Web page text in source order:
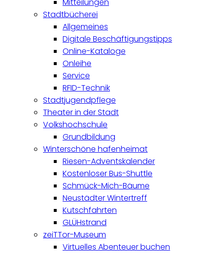
Stadtbücherei
Allgemeines
Digitale Beschäftigungstipps
Online-Kataloge
Onleihe
Service
RFID-Technik
Stadtjugendpflege
Theater in der Stadt
Volkshochschule
Grundbildung
Winterschöne hafenheimat
Riesen-Adventskalender
Kostenloser Bus-Shuttle
Schmück-Mich-Bäume
Neustädter Wintertreff
Kutschfahrten
GLÜHstrand
zeiTTor-Museum
Virtuelles Abenteuer buchen